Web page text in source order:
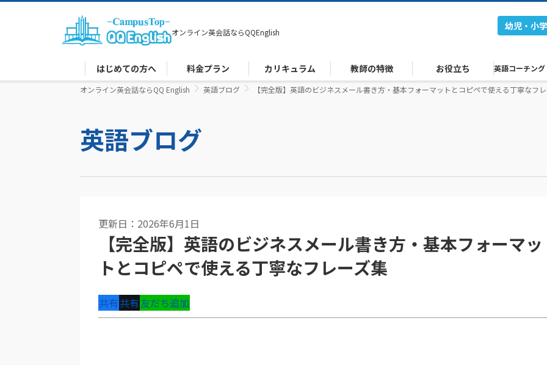
オンライン英会話ならQQEnglish
幼児・小
はじめての方へ 料金プラン カリキュラム 教師の特徴 お役立ち 英語コーチング
オンライン英会話ならQQ English 英語ブログ 【完全版】英語のビジネスメール書き方・基本フォーマットとコピペで使える丁寧なフ
英語ブログ
更新日：2026年6月1日
【完全版】英語のビジネスメール書き方・基本フォーマッ
トとコピペで使える丁寧なフレーズ集
共有共有友だち追加